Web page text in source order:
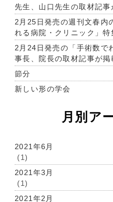
先生、山口先生の取材記事
2月25日発売の週刊文春内
れる病院・クリニック」特
2月24日発売の「手術数で
事長、院長の取材記事が掲
節分
新しい形の学会
月別ア
2021年6月
(1)
2021年3月
(1)
2021年2月